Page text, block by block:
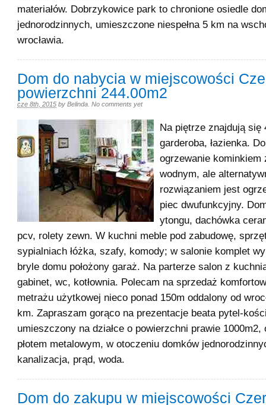
materiałów. Dobrzykowice park to chronione osiedle
jednorodzinnych, umieszczone niespełna 5 km na
wrocławia.
Dom do nabycia w miejscowości
powierzchni 244.00m2
cze 8th, 2015 by Belinda No comments yet
Na piętrze znajdują się
garderoba, łazienka.
ogrzewanie kominkiem
wodnym, ale
rozwiązaniem jest
piec dwufunkcyjny.
ytongu, dachówka
pcv, rolety zewn. W kuchni meble pod zabudowę,
sypialniach łóżka, szafy, komody; w salonie komplet
bryle domu położony garaż. Na parterze salon z
gabinet, wc, kotłownia. Polecam na sprzedaż
metrażu użytkowej nieco ponad 150m oddalony od
km. Zapraszam gorąco na prezentacje beata pytel-
umieszczony na działce o powierzchni prawie 1000m2,
płotem metalowym, w otoczeniu domków
kanalizacja, prąd, woda.
Dom do zakupu w miejscowości